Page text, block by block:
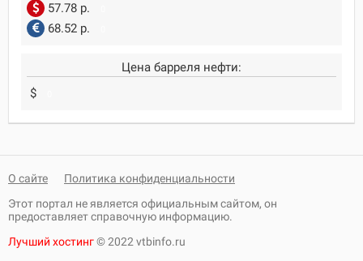
57.78 р.
68.52 р.
Цена барреля нефти:
$
О сайте
Политика конфиденциальности
Этот портал не является официальным сайтом, он
предоставляет справочную информацию.
Лучший хостинг© 2022 vtbinfo.ru